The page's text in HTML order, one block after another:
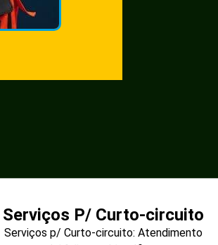
Serviços P/ Curto-circuito
Serviços p/ Curto-circuito: Atendimento